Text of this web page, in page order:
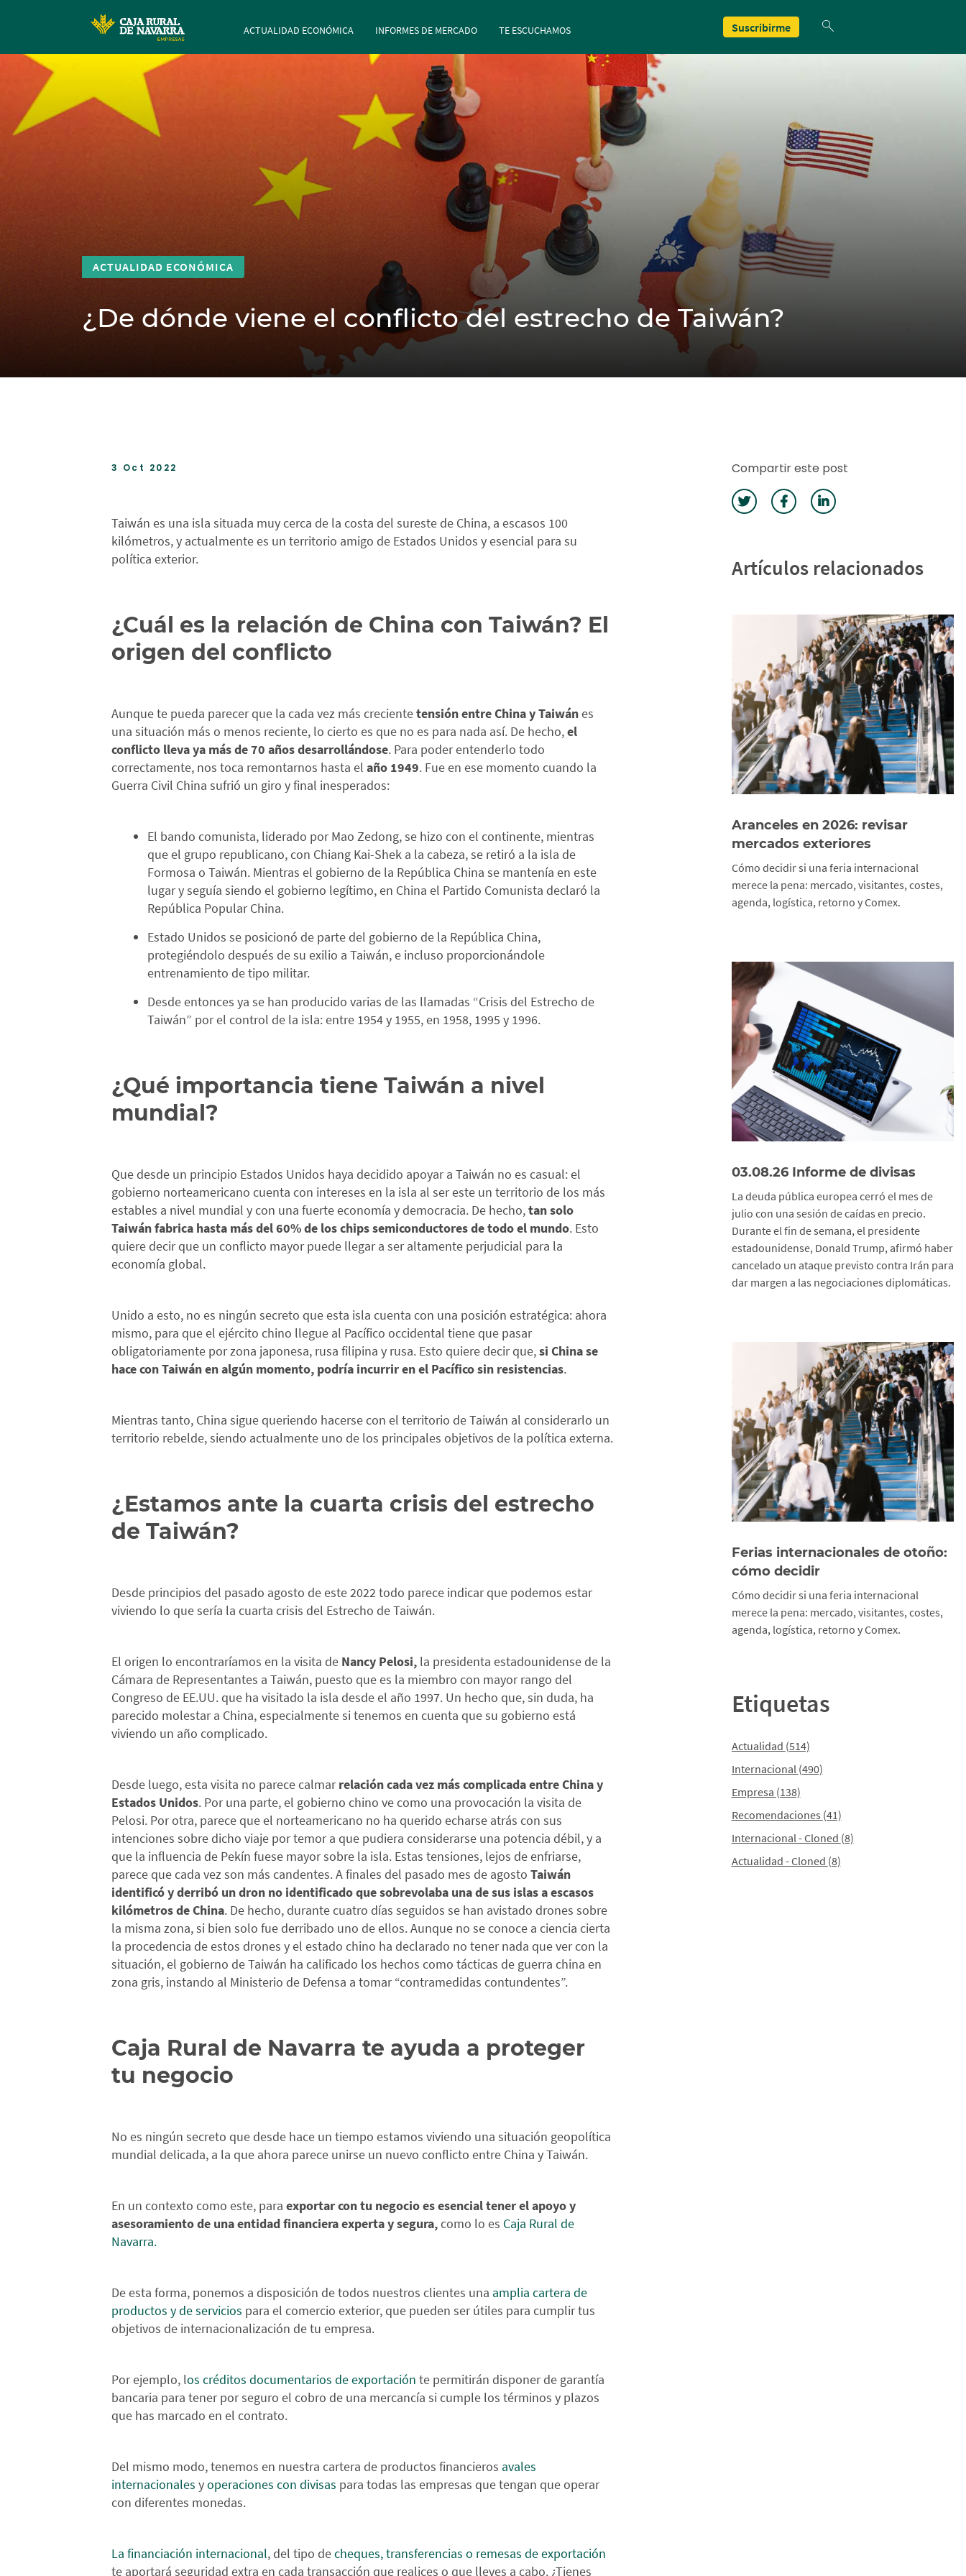
ACTUALIDAD ECONÓMICA INFORMES DE MERCADO TE ESCUCHAMOS Suscribirme
ACTUALIDAD ECONÓMICA
¿De dónde viene el conflicto del estrecho de Taiwán?
3 Oct 2022
Taiwán es una isla situada muy cerca de la costa del sureste de China, a escasos 100
kilómetros, y actualmente es un territorio amigo de Estados Unidos y esencial para su
política exterior.
¿Cuál es la relación de China con Taiwán? El
origen del conflicto
Aunque te pueda parecer que la cada vez más crecientetensión entre China y Taiwánes
una situación más o menos reciente, lo cierto es que no es para nada así. De hecho,el
conflicto lleva ya más de 70 años desarrollándose. Para poder entenderlo todo
correctamente, nos toca remontarnos hasta el año 1949. Fue en ese momento cuando la
Guerra Civil China sufrió un giro y final inesperados:
El bando comunista, liderado por Mao Zedong, se hizo con el continente, mientras
que el grupo republicano, con Chiang Kai-Shek a la cabeza, se retiró a la isla de
Formosa o Taiwán. Mientras el gobierno de la República China se mantenía en este
lugar y seguía siendo el gobierno legítimo, en China el Partido Comunista declaró la
República Popular China.
Estado Unidos se posicionó de parte del gobierno de la República China,
protegiéndolo después de su exilio a Taiwán, e incluso proporcionándole
entrenamiento de tipo militar.
Desde entonces ya se han producido varias de las llamadas “Crisis del Estrecho de
Taiwán” por el control de la isla: entre 1954 y 1955, en 1958, 1995 y 1996.
¿Qué importancia tiene Taiwán a nivel
mundial?
Que desde un principio Estados Unidos haya decidido apoyar a Taiwán no es casual: el
gobierno norteamericano cuenta con intereses en la isla al ser este un territorio de los más
estables a nivel mundial y con una fuerte economía y democracia. De hecho,tan solo
Taiwán fabrica hasta más del 60% de los chips semiconductores de todo el mundo. Esto
quiere decir que un conflicto mayor puede llegar a ser altamente perjudicial para la
economía global.
Unido a esto, no es ningún secreto que esta isla cuenta con una posición estratégica: ahora
mismo, para que el ejército chino llegue al Pacífico occidental tiene que pasar
obligatoriamente por zona japonesa, rusa filipina y rusa. Esto quiere decir que,si China se
hace con Taiwán en algún momento, podría incurrir en el Pacífico sin resistencias.
Mientras tanto, China sigue queriendo hacerse con el territorio de Taiwán al considerarlo un
territorio rebelde, siendo actualmente uno de los principales objetivos de la política externa.
¿Estamos ante la cuarta crisis del estrecho
de Taiwán?
Desde principios del pasado agosto de este 2022 todo parece indicar que podemos estar
viviendo lo que sería la cuarta crisis del Estrecho de Taiwán.
El origen lo encontraríamos en la visita de Nancy Pelosi, la presidenta estadounidense de la
Cámara de Representantes a Taiwán, puesto que es la miembro con mayor rango del
Congreso de EE.UU. que ha visitado la isla desde el año 1997. Un hecho que, sin duda, ha
parecido molestar a China, especialmente si tenemos en cuenta que su gobierno está
viviendo un año complicado.
Desde luego, esta visita no parece calmarrelación cada vez más complicada entre China y
Estados Unidos. Por una parte, el gobierno chino ve como una provocación la visita de
Pelosi. Por otra, parece que el norteamericano no ha querido echarse atrás con sus
intenciones sobre dicho viaje por temor a que pudiera considerarse una potencia débil, y a
que la influencia de Pekín fuese mayor sobre la isla. Estas tensiones, lejos de enfriarse,
parece que cada vez son más candentes. A finales del pasado mes de agosto Taiwán
identificó y derribó un dron no identificado que sobrevolaba una de sus islas a escasos
kilómetros de China. De hecho, durante cuatro días seguidos se han avistado drones sobre
la misma zona, si bien solo fue derribado uno de ellos. Aunque no se conoce a ciencia cierta
la procedencia de estos drones y el estado chino ha declarado no tener nada que ver con la
situación, el gobierno de Taiwán ha calificado los hechos como tácticas de guerra china en
zona gris, instando al Ministerio de Defensa a tomar “contramedidas contundentes”.
Caja Rural de Navarra te ayuda a proteger
tu negocio
No es ningún secreto que desde hace un tiempo estamos viviendo una situación geopolítica
mundial delicada, a la que ahora parece unirse un nuevo conflicto entre China y Taiwán.
En un contexto como este, para exportar con tu negocio es esencial tener el apoyo y
asesoramiento de una entidad financiera experta y segura,como lo es Caja Rural de
Navarra.
De esta forma, ponemos a disposición de todos nuestros clientes una amplia cartera de
productos y de servicios para el comercio exterior, que pueden ser útiles para cumplir tus
objetivos de internacionalización de tu empresa.
Por ejemplo, los créditos documentarios de exportación te permitirán disponer de garantía
bancaria para tener por seguro el cobro de una mercancía si cumple los términos y plazos
que has marcado en el contrato.
Del mismo modo, tenemos en nuestra cartera de productos financieros avales
internacionales yoperaciones con divisas para todas las empresas que tengan que operar
con diferentes monedas.
La financiación internacional, del tipo decheques, transferencias o remesas de exportación
te aportará seguridad extra en cada transacción que realices o que lleves a cabo. ¿Tienes
Compartir este post
Artículos relacionados
Aranceles en 2026: revisar
mercados exteriores
Cómo decidir si una feria internacional
merece la pena: mercado, visitantes, costes,
agenda, logística, retorno y Comex.
03.08.26 Informe de divisas
La deuda pública europea cerró el mes de
julio con una sesión de caídas en precio.
Durante el fin de semana, el presidente
estadounidense, Donald Trump, afirmó haber
cancelado un ataque previsto contra Irán para
dar margen a las negociaciones diplomáticas.
Ferias internacionales de otoño:
cómo decidir
Cómo decidir si una feria internacional
merece la pena: mercado, visitantes, costes,
agenda, logística, retorno y Comex.
Etiquetas
Actualidad (514)
Internacional (490)
Empresa (138)
Recomendaciones (41)
Internacional - Cloned (8)
Actualidad - Cloned (8)